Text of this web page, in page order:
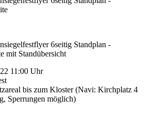
11:00 Uhr
bis zum Kloster (Navi: Kirchplatz 4
Sperrungen möglich)